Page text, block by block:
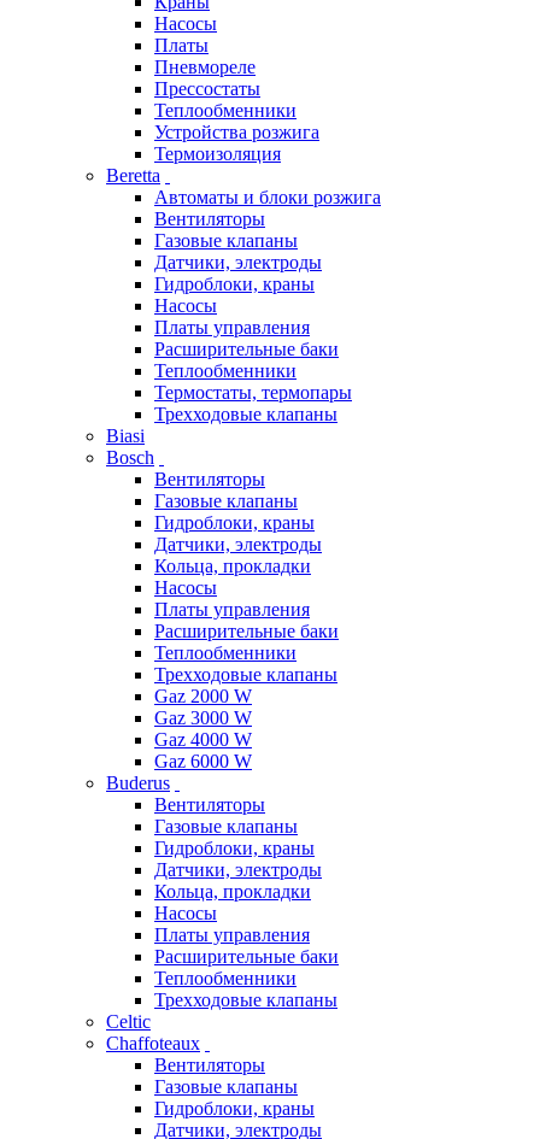
Насосы
Платы
Пневмореле
Прессостаты
Теплообменники
Устройства розжига
Термоизоляция
Beretta
Автоматы и блоки розжига
Вентиляторы
Газовые клапаны
Датчики, электроды
Гидроблоки, краны
Насосы
Платы управления
Расширительные баки
Теплообменники
Термостаты, термопары
Трехходовые клапаны
Biasi
Bosch
Вентиляторы
Газовые клапаны
Гидроблоки, краны
Датчики, электроды
Кольца, прокладки
Насосы
Платы управления
Расширительные баки
Теплообменники
Трехходовые клапаны
Gaz 2000 W
Gaz 3000 W
Gaz 4000 W
Gaz 6000 W
Buderus
Вентиляторы
Газовые клапаны
Гидроблоки, краны
Датчики, электроды
Кольца, прокладки
Насосы
Платы управления
Расширительные баки
Теплообменники
Трехходовые клапаны
Celtic
Chaffoteaux
Вентиляторы
Газовые клапаны
Гидроблоки, краны
Датчики, электроды